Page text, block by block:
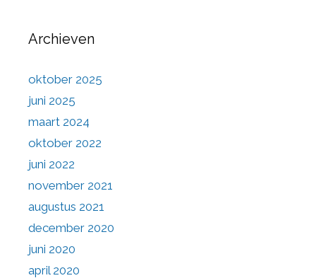
Archieven
oktober 2025
juni 2025
maart 2024
oktober 2022
juni 2022
november 2021
augustus 2021
december 2020
juni 2020
april 2020